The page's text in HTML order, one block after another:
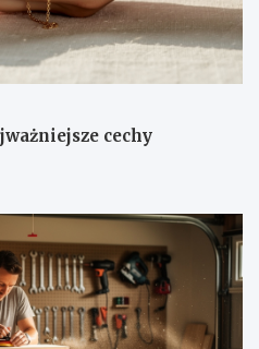
cechy